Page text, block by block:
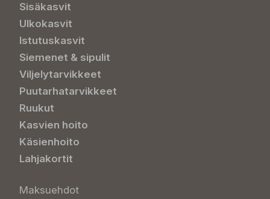
Sisäkasvit
Ulkokasvit
Istutuskasvit
Siemenet & sipulit
Viljelytarvikkeet
Puutarhatarvikkeet
Ruukut
Kasvien hoito
Käsienhoito
Lahjakortit
Maksuehdot